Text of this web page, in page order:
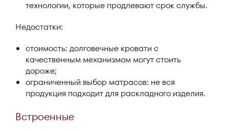
технологии, которые продлевают срок службы.
Недостатки:
стоимость: долговечные кровати с
качественным механизмом могут стоить
дороже;
ограниченный выбор матрасов: не вся
продукция подходит для раскладного изделия.
Встроенные